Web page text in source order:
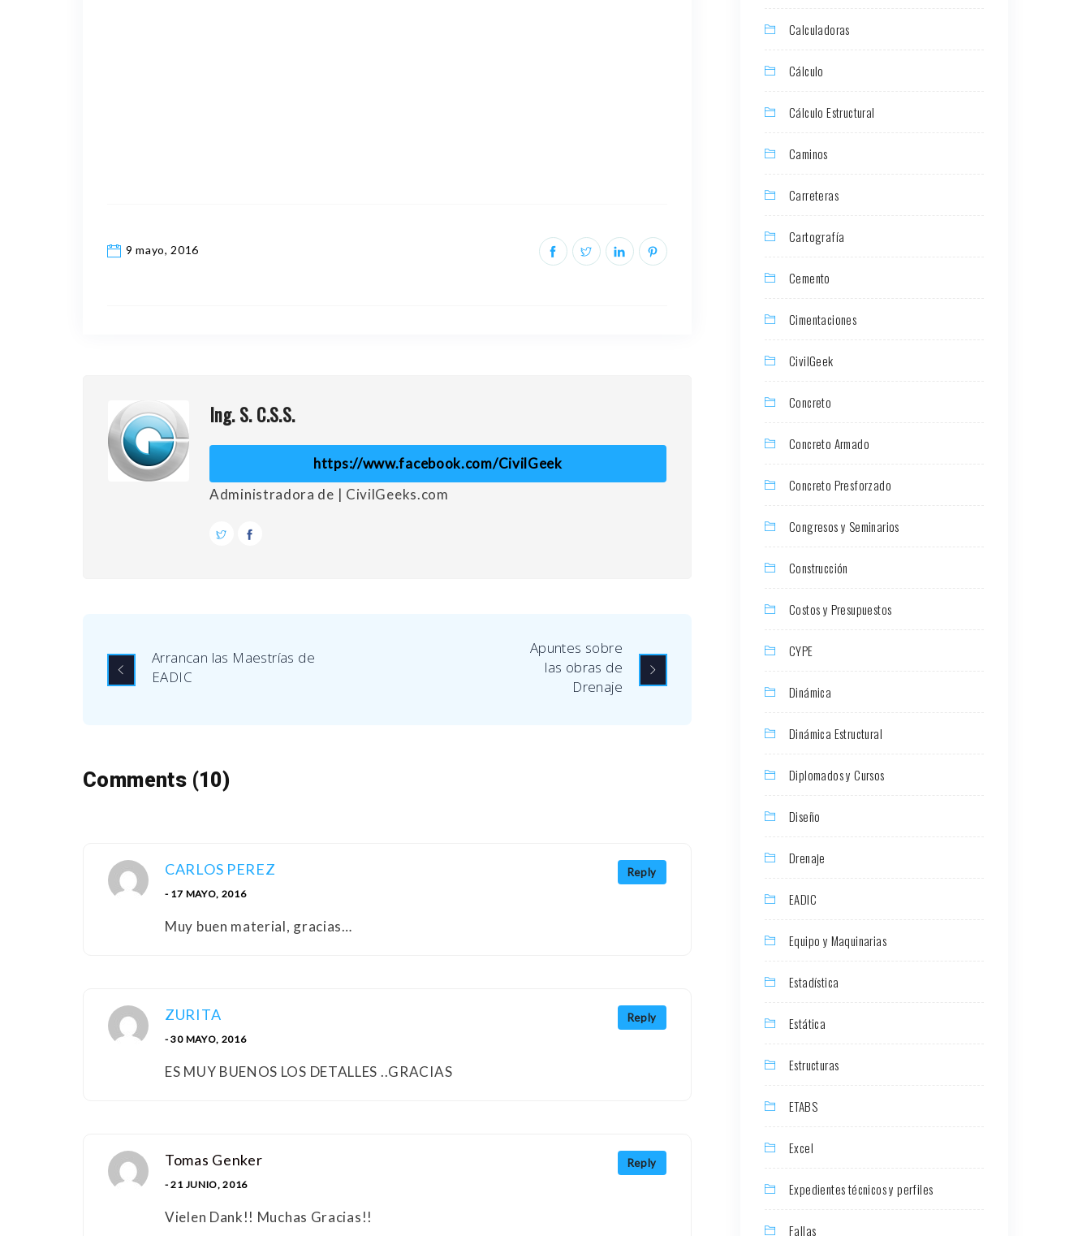
9 mayo, 2016
Ing. S. C.S.S.
https://www.facebook.com/CivilGeek
Administradora de | CivilGeeks.com
Arrancan las Maestrías de
EADIC
Apuntes sobre
las obras de
Drenaje
Comments (10)
Reply
CARLOS PEREZ
- 17 MAYO, 2016
Muy buen material, gracias…
Reply
ZURITA
- 30 MAYO, 2016
ES MUY BUENOS LOS DETALLES ..GRACIAS
Reply
Tomas Genker
- 21 JUNIO, 2016
Vielen Dank!! Muchas Gracias!!
Calculadoras
Cálculo
Cálculo Estructural
Caminos
Carreteras
Cartografía
Cemento
Cimentaciones
CivilGeek
Concreto
Concreto Armado
Concreto Presforzado
Congresos y Seminarios
Construcción
Costos y Presupuestos
CYPE
Dinámica
Dinámica Estructural
Diplomados y Cursos
Diseño
Drenaje
EADIC
Equipo y Maquinarias
Estadística
Estática
Estructuras
ETABS
Excel
Expedientes técnicos y perfiles
Fallas